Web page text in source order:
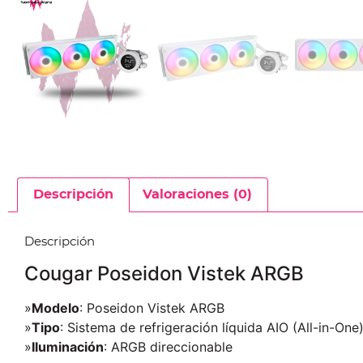
Descripción Valoraciones (0)
Descripción
Cougar Poseidon Vistek ARGB
»Modelo: Poseidon Vistek ARGB
»Tipo: Sistema de refrigeración líquida AIO (All-in-One)
»Iluminación: ARGB direccionable